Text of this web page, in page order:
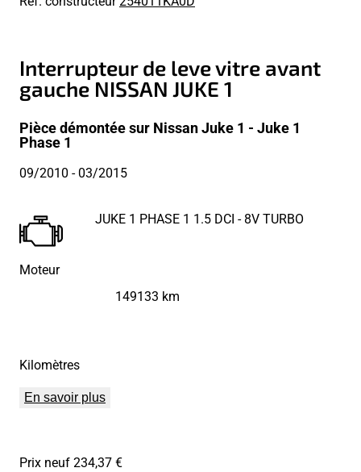
Interrupteur de leve vitre avant
gauche NISSAN JUKE 1
Pièce démontée sur Nissan Juke 1 - Juke 1
Phase 1
09/2010 - 03/2015
Moteur
JUKE 1 PHASE 1 1.5 DCI - 8V TURBO
Kilomètres
149133 km
En savoir plus
Prix neuf 234,37 €